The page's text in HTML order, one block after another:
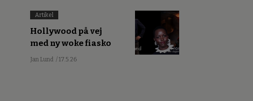
Artikel
Hollywood på vej
med ny woke fiasko
Jan Lund / 17.5.26